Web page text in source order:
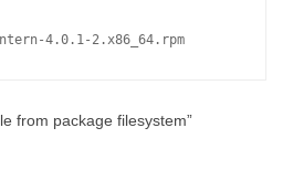
from package filesystem”